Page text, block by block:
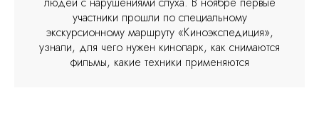
участники прошли по специальному
экскурсионному маршруту «Киноэкспедиция»,
узнали, для чего нужен кинопарк, как снимаются
фильмы, какие техники применяются